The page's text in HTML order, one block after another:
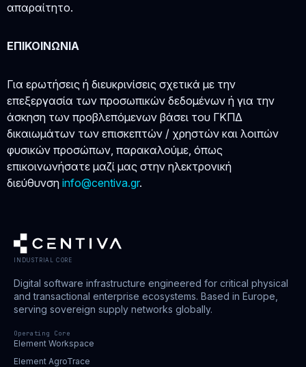
απαραίτητο.
ΕΠΙΚΟΙΝΩΝΙΑ
Για ερωτήσεις ή διευκρινίσεις σχετικά με την
επεξεργασία των προσωπικών δεδομένων ή για την
άσκηση των προβλεπόμενων βάσει του ΓΚΠΔ
δικαιωμάτων των επισκεπτών / χρηστών και λοιπών
φυσικών προσώπων, παρακαλούμε, όπως
επικοινωνήσατε μαζί μας στην ηλεκτρονική
διεύθυνση info@centiva.gr.
INDUSTRIAL CORE
Digital software infrastructure engineered for critical physical
and transactional enterprise ecosystems. Based in Europe,
serving sovereign supply networks globally.
Operating Core
Element Workspace
Element AgroTrace